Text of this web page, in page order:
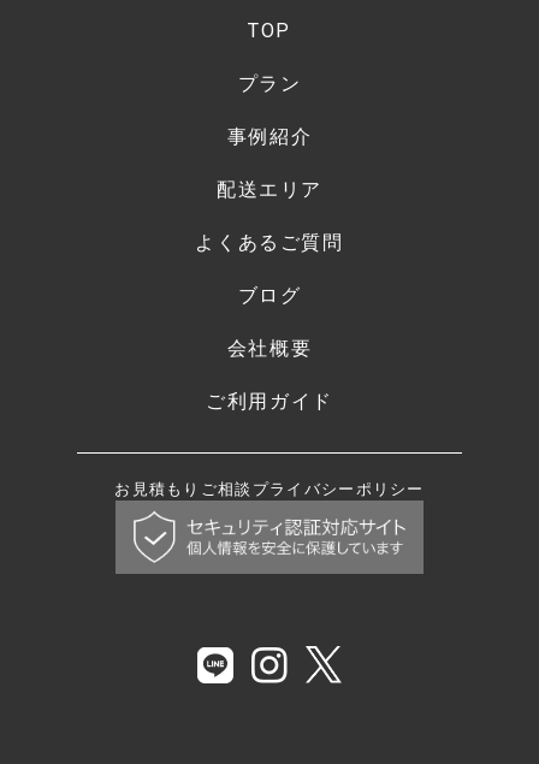
TOP
プラン
事例紹介
配送エリア
よくあるご質問
ブログ
会社概要
ご利用ガイド
お見積もり ご相談 プライバシーポリシー